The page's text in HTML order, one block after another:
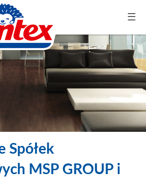
☰
Spółek
MSP GROUP i